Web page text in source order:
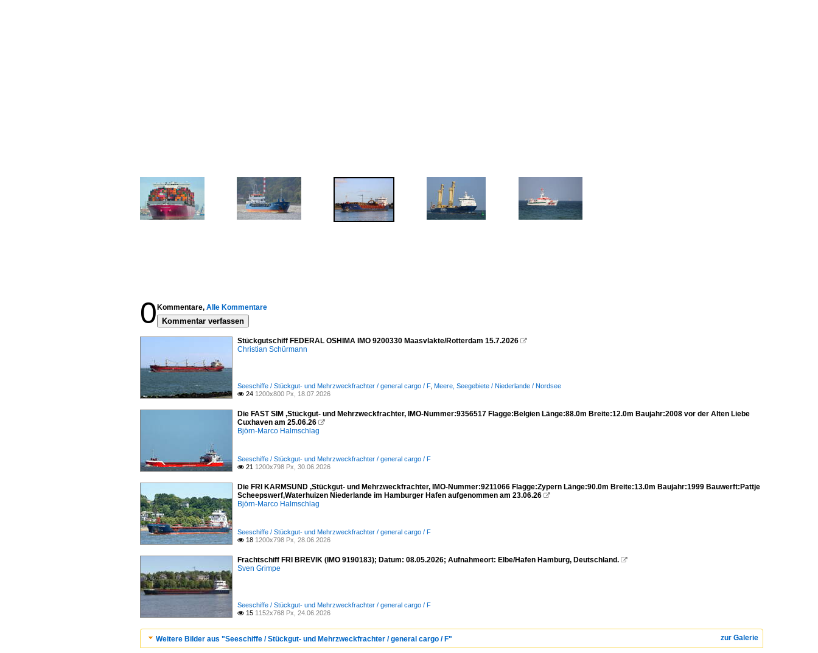
0 Kommentare, Alle Kommentare
Kommentar verfassen
Stückgutschiff FEDERAL OSHIMA IMO 9200330 Maasvlakte/Rotterdam 15.7.2026 
Christian Schürmann
Seeschiffe / Stückgut- und Mehrzweckfrachter / general cargo / F, Meere, Seegebiete / Niederlande / Nordsee
 24 1200x800 Px, 18.07.2026
Die FAST SIM ,Stückgut- und Mehrzweckfrachter, IMO-Nummer:9356517 Flagge:Belgien Länge:88.0m Breite:12.0m Baujahr:2008 vor der Alten Liebe
Cuxhaven am 25.06.26 
Björn-Marco Halmschlag
Seeschiffe / Stückgut- und Mehrzweckfrachter / general cargo / F
 21 1200x798 Px, 30.06.2026
Die FRI KARMSUND ,Stückgut- und Mehrzweckfrachter, IMO-Nummer:9211066 Flagge:Zypern Länge:90.0m Breite:13.0m Baujahr:1999 Bauwerft:Pattje
Scheepswerf,Waterhuizen Niederlande im Hamburger Hafen aufgenommen am 23.06.26 
Björn-Marco Halmschlag
Seeschiffe / Stückgut- und Mehrzweckfrachter / general cargo / F
 18 1200x798 Px, 28.06.2026
Frachtschiff FRI BREVIK (IMO 9190183); Datum: 08.05.2026; Aufnahmeort: Elbe/Hafen Hamburg, Deutschland. 
Sven Grimpe
Seeschiffe / Stückgut- und Mehrzweckfrachter / general cargo / F
 15 1152x768 Px, 24.06.2026
zur Galerie
Weitere Bilder aus "Seeschiffe / Stückgut- und Mehrzweckfrachter / general cargo / F"